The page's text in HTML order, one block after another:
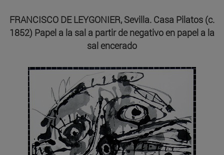
FRANCISCO DE LEYGONIER, Sevilla. Casa Pilatos (c.
1852) Papel a la sal a partir de negativo en papel a la
sal encerado